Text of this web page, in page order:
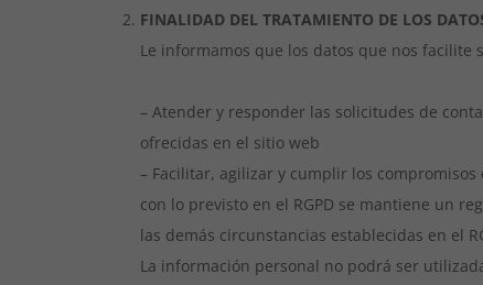
FINALIDAD DEL TRATAMIENTO DE LOS
Le informamos que los datos que nos facilite
– Atender y responder las solicitudes de
ofrecidas en el sitio web
– Facilitar, agilizar y cumplir los
con lo previsto en el RGPD se mantiene un
las demás circunstancias establecidas en el
La información personal no podrá ser